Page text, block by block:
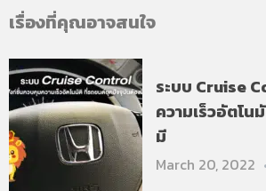
เรื่องที่คุณอาจสนใจ
ระบบ Cruise
ความเร็วอัตโ
มี
March 20, 2022